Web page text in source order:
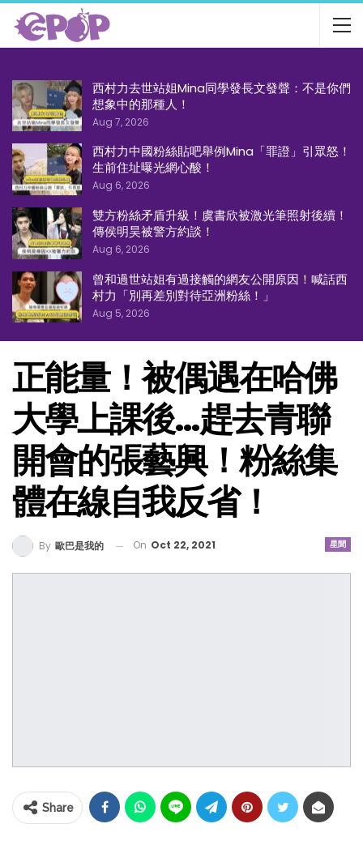
西村力去世站姐Mina同學發長文發聲：不是你們
想象中的那種人！
Aug 7, 2026
西村力中國粉絲貼吧舉例Mina「罪證」引眾怒！
生前住址曝光網心酸！
Aug 6, 2026
雙方粉絲矛盾升級！虞書欣被激光筆照射後續！
傳侯明昊被警方約談！
Aug 6, 2026
曾和過世站姐有過接觸的網友公開原因！喊話西
村力「別再差別對待亞洲粉絲！」
Aug 5, 2026
正能量！被偶遇在哈佛
大學上課後…趕去青聯
開會的張藝興！粉絲集
體在線自我反省！
星聞
By 歐巴是我的 On Oct 22, 2021
Share